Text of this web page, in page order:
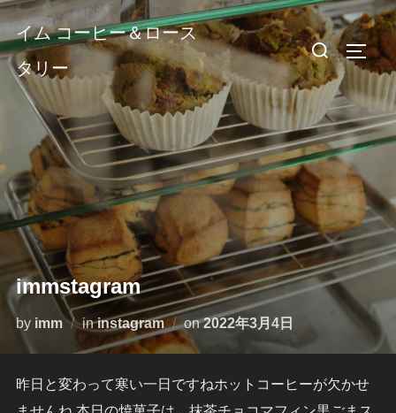
コ
ン
テ
キ
ッ
プ
イム コーヒー＆ロース
タリー
検
索
対
象:
サイド
immstagram
by imm ininstagram on投
2022年3月4日
昨日と変わって寒い一日ですねホットコーヒーが欠かせ